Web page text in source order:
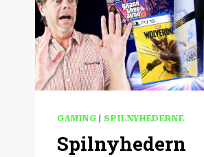
GAMING SPILNYHEDERNE
Spilnyhedern